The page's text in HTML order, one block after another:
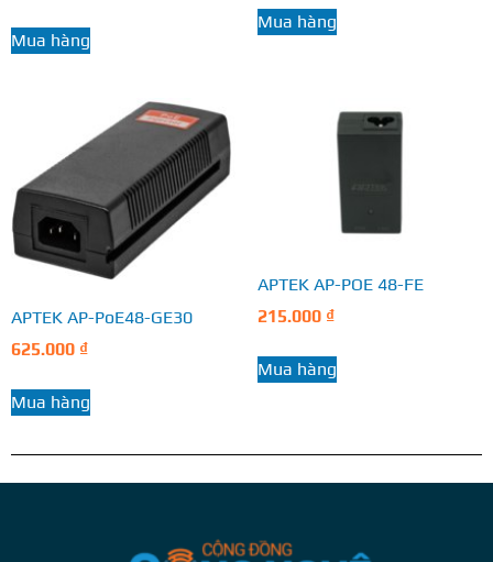
Mua hàng
Mua hàng
APTEK AP-PoE48-GE30
625.000 ₫
Mua hàng
APTEK AP-POE 48-FE
215.000 ₫
Mua hàng